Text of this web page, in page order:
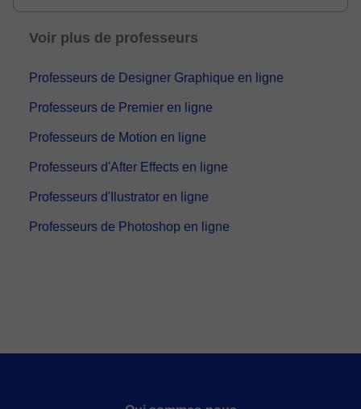
mathématique...
Voir plus de professeurs
Professeurs de Designer Graphique en ligne
Professeurs de Premier en ligne
Professeurs de Motion en ligne
Professeurs d'After Effects en ligne
Professeurs d'Ilustrator en ligne
Professeurs de Photoshop en ligne